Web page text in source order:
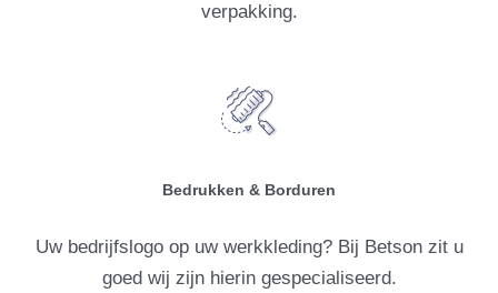
verpakking.
Bedrukken & Borduren
Uw bedrijfslogo op uw werkkleding? Bij Betson zit u
goed wij zijn hierin gespecialiseerd.